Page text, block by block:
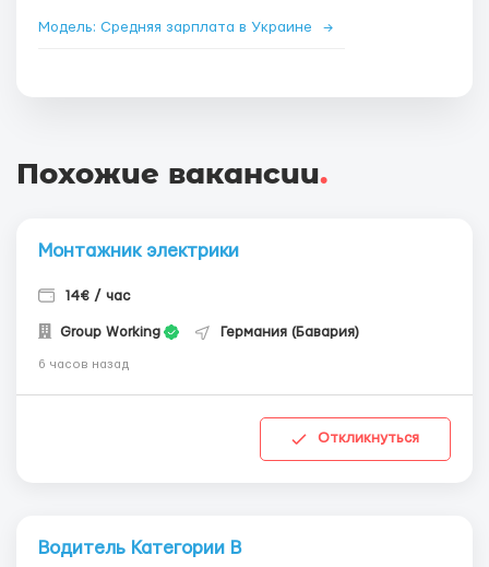
Модель: Средняя зарплата в Украине →
Похожие вакансии.
Монтажник электрики
14€ / час
Group Working Германия (Бавария)
6 часов назад
Откликнуться
Водитель Категории В